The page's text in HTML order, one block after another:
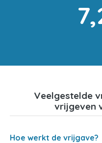
Veelgestelde
vrijgeven
Hoe werkt de vrijgave?